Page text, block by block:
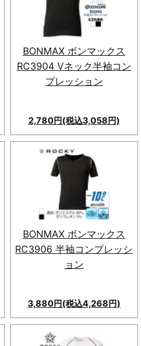
9色展開、大きなサイズ対応。
シンプルで洗練されたデザイ
ン。
BONMAX ボンマックス
RC3904 Vネック半袖コン
プレッション
2,780円(税込3,058円)
BONMAX ボンマックス
RC3906 半袖コンプレッシ
ョン
3,880円(税込4,268円)